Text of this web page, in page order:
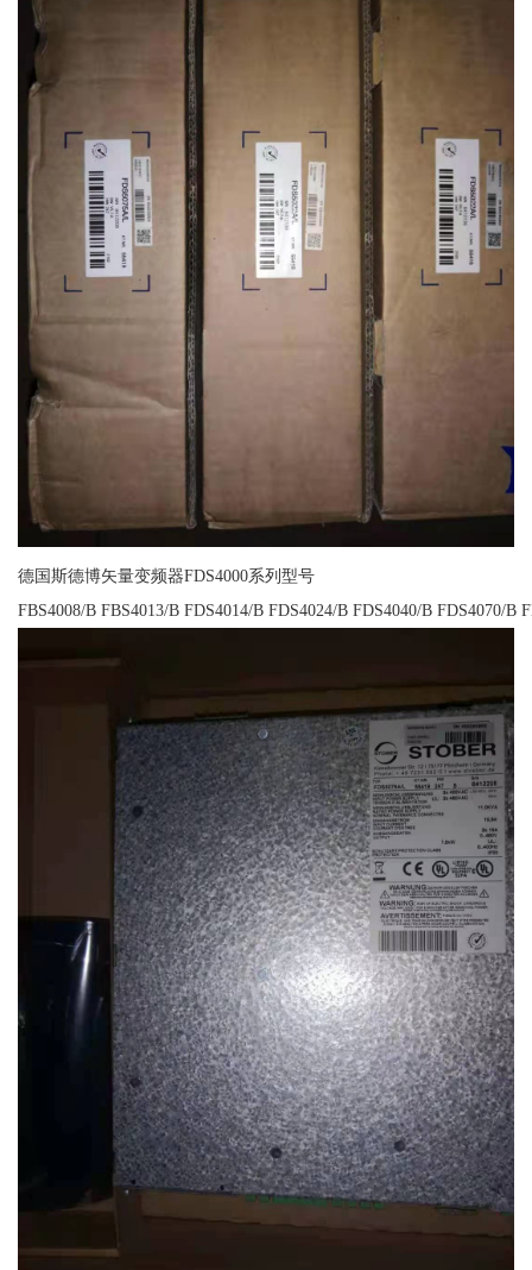
德国斯德博矢量变频器FDS4000系列型号
FBS4008/B FBS4013/B FDS4014/B FDS4024/B FDS4040/B FDS4070/B